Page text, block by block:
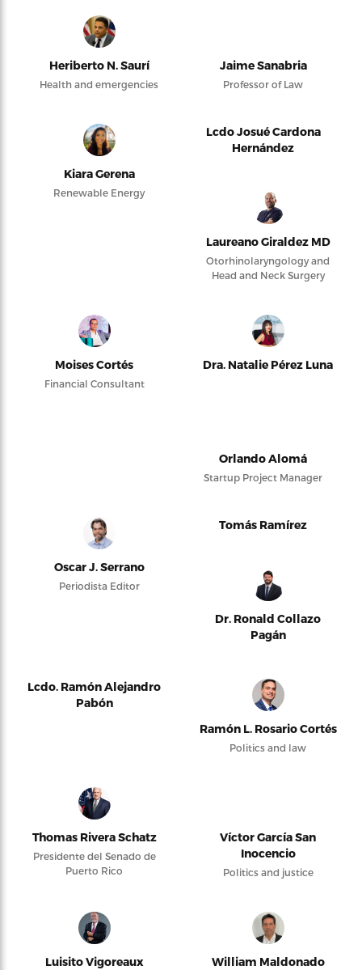
Heriberto N. Saurí
Health and emergencies
Jaime Sanabria
Professor of Law
Kiara Gerena
Renewable Energy
Lcdo Josué Cardona
Hernández
Laureano Giraldez MD
Otorhinolaryngology and
Head and Neck Surgery
Moises Cortés
Financial Consultant
Dra. Natalie Pérez Luna
Orlando Alomá
Startup Project Manager
Oscar J. Serrano
Periodista Editor
Tomás Ramírez
Dr. Ronald Collazo
Pagán
Lcdo. Ramón Alejandro
Pabón
Ramón L. Rosario Cortés
Politics and law
Thomas Rivera Schatz
Presidente del Senado de
Puerto Rico
Víctor García San
Inocencio
Politics and justice
Luisito Vigoreaux William Maldonado